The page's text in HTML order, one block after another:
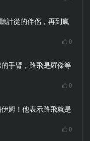
計從的伴侶，再到瘋
0
手臂，路飛是羅傑等
0
姆！他表示路飛就是
0